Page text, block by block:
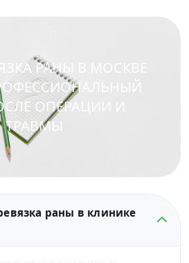
РАНЫ В МОСКВЕ
ОПЕРАЦИИ И
ТРАВМЫ
раны в клинике